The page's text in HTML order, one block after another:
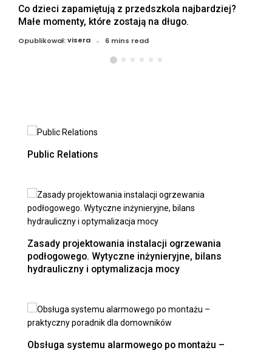
Co dzieci zapamiętują z przedszkola najbardziej?
Małe momenty, które zostają na długo.
Opublikował:visera 6 mins read
Public Relations
Zasady projektowania instalacji ogrzewania
podłogowego. Wytyczne inżynieryjne, bilans
hydrauliczny i optymalizacja mocy
Obsługa systemu alarmowego po montażu –